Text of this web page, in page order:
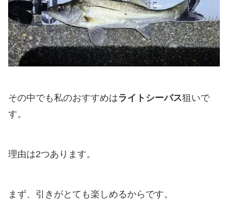
その中でも私のおすすめはライトシーバス狙いで
す。
理由は2つあります。
まず、引きがとても楽しめるからです。